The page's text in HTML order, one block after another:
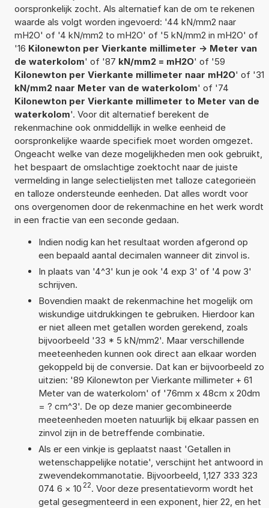
oorspronkelijk zocht. Als alternatief kan de om te rekenen
waarde als volgt worden ingevoerd: '44 kN/mm2 naar
mH2O' of '4 kN/mm2 to mH2O' of '5 kN/mm2 in mH2O' of
'16 Kilonewton per Vierkante millimeter -> Meter van
de waterkolom' of '87 kN/mm2 = mH2O' of '59
Kilonewton per Vierkante millimeter naar mH2O' of '31
kN/mm2 naar Meter van de waterkolom' of '74
Kilonewton per Vierkante millimeter to Meter van de
waterkolom'. Voor dit alternatief berekent de
rekenmachine ook onmiddellijk in welke eenheid de
oorspronkelijke waarde specifiek moet worden omgezet.
Ongeacht welke van deze mogelijkheden men ook gebruikt,
het bespaart de omslachtige zoektocht naar de juiste
vermelding in lange selectielijsten met talloze categorieën
en talloze ondersteunde eenheden. Dat alles wordt voor
ons overgenomen door de rekenmachine en het werk wordt
in een fractie van een seconde gedaan.
Indien nodig kan het resultaat worden afgerond op
een bepaald aantal decimalen wanneer dit zinvol is.
In plaats van '4^3' kun je ook '4 exp 3' of '4 pow 3'
schrijven.
Bovendien maakt de rekenmachine het mogelijk om
wiskundige uitdrukkingen te gebruiken. Hierdoor kan
er niet alleen met getallen worden gerekend, zoals
bijvoorbeeld '33 * 5 kN/mm2'. Maar verschillende
meeteenheden kunnen ook direct aan elkaar worden
gekoppeld bij de conversie. Dat kan er bijvoorbeeld zo
uitzien: '89 Kilonewton per Vierkante millimeter + 61
Meter van de waterkolom' of '76mm x 48cm x 20dm
= ? cm^3'. De op deze manier gecombineerde
meeteenheden moeten natuurlijk bij elkaar passen en
zinvol zijn in de betreffende combinatie.
Als er een vinkje is geplaatst naast 'Getallen in
wetenschappelijke notatie', verschijnt het antwoord in
zwevendekommanotatie. Bijvoorbeeld, 1,127 333 323
074 6 × 10 22. Voor deze presentatievorm wordt het
getal gesegmenteerd in een exponent, hier 22, en het